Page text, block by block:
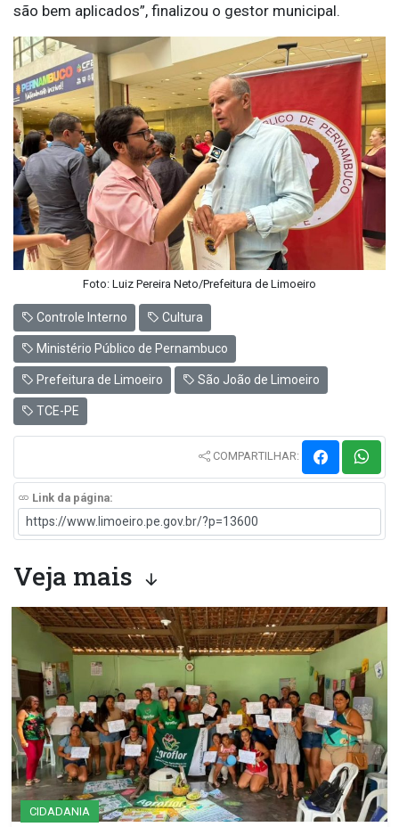
são bem aplicados”, finalizou o gestor municipal.
Foto: Luiz Pereira Neto/Prefeitura de Limoeiro
Controle Interno Cultura
Ministério Público de Pernambuco
Prefeitura de Limoeiro São João de Limoeiro
TCE-PE
COMPARTILHAR:
Link da página:
Veja mais
CIDADANIA